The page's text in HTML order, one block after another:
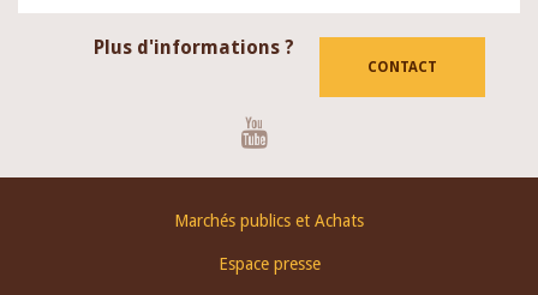
Plus d'informations ?
CONTACT
Marchés publics et Achats
Espace presse